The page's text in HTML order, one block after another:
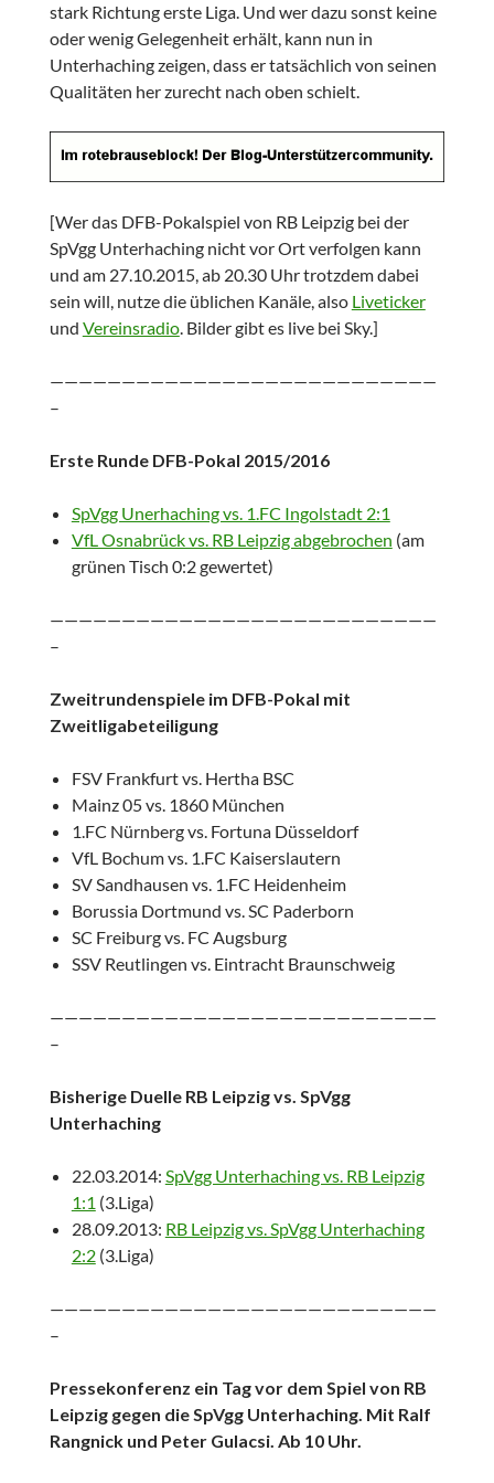
stark Richtung erste Liga. Und wer dazu sonst keine
oder wenig Gelegenheit erhält, kann nun in
Unterhaching zeigen, dass er tatsächlich von seinen
Qualitäten her zurecht nach oben schielt.
[Wer das DFB-Pokalspiel von RB Leipzig bei der
SpVgg Unterhaching nicht vor Ort verfolgen kann
und am 27.10.2015, ab 20.30 Uhr trotzdem dabei
sein will, nutze die üblichen Kanäle, also Liveticker
und Vereinsradio. Bilder gibt es live bei Sky.]
———————————————————————————
–
Erste Runde DFB-Pokal 2015/2016
SpVgg Unerhaching vs. 1.FC Ingolstadt 2:1
VfL Osnabrück vs. RB Leipzig abgebrochen (am
grünen Tisch 0:2 gewertet)
———————————————————————————
–
Zweitrundenspiele im DFB-Pokal mit
Zweitligabeteiligung
FSV Frankfurt vs. Hertha BSC
Mainz 05 vs. 1860 München
1.FC Nürnberg vs. Fortuna Düsseldorf
VfL Bochum vs. 1.FC Kaiserslautern
SV Sandhausen vs. 1.FC Heidenheim
Borussia Dortmund vs. SC Paderborn
SC Freiburg vs. FC Augsburg
SSV Reutlingen vs. Eintracht Braunschweig
———————————————————————————
–
Bisherige Duelle RB Leipzig vs. SpVgg
Unterhaching
22.03.2014: SpVgg Unterhaching vs. RB Leipzig
1:1 (3.Liga)
28.09.2013: RB Leipzig vs. SpVgg Unterhaching
2:2(3.Liga)
———————————————————————————
–
Pressekonferenz ein Tag vor dem Spiel von RB
Leipzig gegen die SpVgg Unterhaching. Mit Ralf
Rangnick und Peter Gulacsi. Ab 10 Uhr.